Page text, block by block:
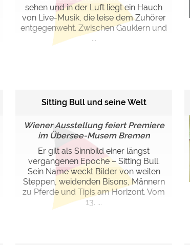
sehen und in der Luft liegt ein Hauch
von Live-Musik, die leise dem Zuhörer
entgegenweht. Zwischen Gauklern und
...
Sitting Bull und seine Welt
Wiener Ausstellung feiert Premiere
im Übersee-Musem Bremen
Er gilt als Sinnbild einer längst
vergangenen Epoche – Sitting Bull.
Sein Name weckt Bilder von weiten
Steppen, weidenden Bisons, Männern
zu Pferde und Tipis am Horizont. Vom
13. ...